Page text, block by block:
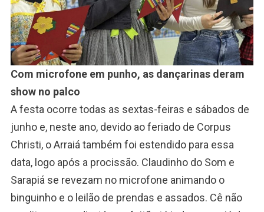
Com microfone em punho, as dançarinas deram
show no palco
A festa ocorre todas as sextas-feiras e sábados de
junho e, neste ano, devido ao feriado de Corpus
Christi, o Arraiá também foi estendido para essa
data, logo após a procissão. Claudinho do Som e
Sarapiá se revezam no microfone animando o
binguinho e o leilão de prendas e assados. Cê não